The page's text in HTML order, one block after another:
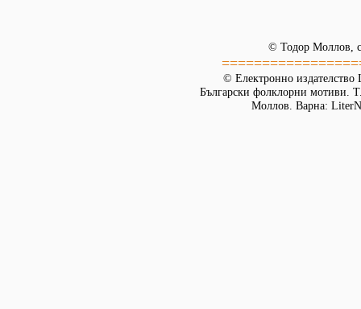
© Тодор Моллов,
© Електронно издателство
Български фолклорни мотиви.
Моллов. Варна: